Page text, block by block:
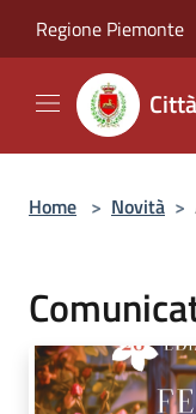
Regione Piemonte
Home > Novità >